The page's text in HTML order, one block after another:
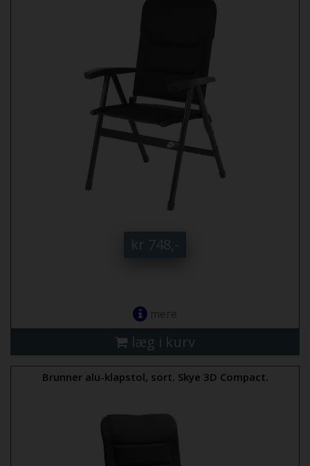
kr 748,-
mere
læg i kurv
Brunner alu-klapstol, sort. Skye 3D Compact.